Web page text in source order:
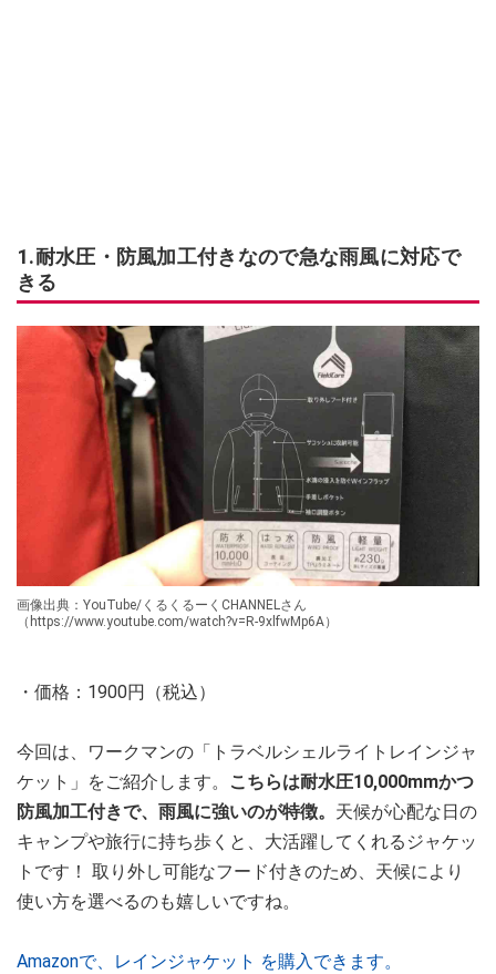
1.耐水圧・防風加工付きなので急な雨風に対応で
きる
画像出典：YouTube/くるくるーくCHANNELさん
（https://www.youtube.com/watch?v=R-9xlfwMp6A）
・価格：1900円（税込）
今回は、ワークマンの「トラベルシェルライトレインジャ
ケット」をご紹介します。
こちらは耐水圧10,000mmかつ
防風加工付きで、雨風に強いのが特徴。 天候が心配な日の
キャンプや旅行に持ち歩くと、大活躍してくれるジャケッ
トです！ 取り外し可能なフード付きのため、天候により
使い方を選べるのも嬉しいですね。
Amazonで、レインジャケット を購入できます。